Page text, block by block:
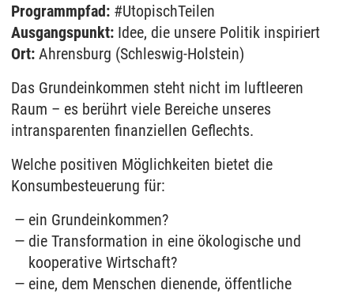
Programmpfad: #UtopischTeilen
Ausgangspunkt: Idee, die unsere Politik inspiriert
Ort: Ahrensburg (Schleswig-Holstein)
Das Grundeinkommen steht nicht im luftleeren
Raum – es berührt viele Bereiche unseres
intransparenten finanziellen Geflechts.
Welche positiven Möglichkeiten bietet die
Konsumbesteuerung für:
ein Grundeinkommen?
die Transformation in eine ökologische und
kooperative Wirtschaft?
eine, dem Menschen dienende, öffentliche